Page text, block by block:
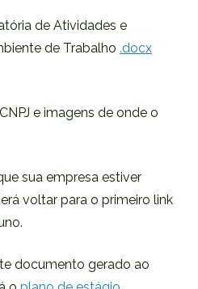
de Atividades e
de Trabalho .docx
e imagens de onde o
sua empresa estiver
voltar para o primeiro link
documento gerado ao